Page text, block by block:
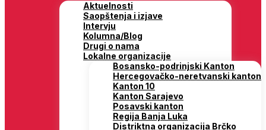
Aktuelnosti
Saopštenja i izjave
Intervju
Kolumna/Blog
Drugi o nama
Lokalne organizacije
Bosansko-podrinjski Kanton
Hercegovačko-neretvanski kanton
Kanton 10
Kanton Sarajevo
Posavski kanton
Regija Banja Luka
Distriktna organizacija Brčko